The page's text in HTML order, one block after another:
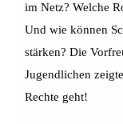
im Netz? Welche
Und wie können
stärken? Die
Jugendlichen
Rechte geht!